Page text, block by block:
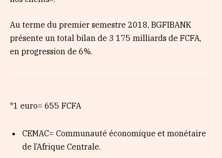
Au terme du premier semestre 2018, BGFIBANK
présente un total bilan de 3 175 milliards de FCFA,
en progression de 6%.
*1 euro= 655 FCFA
CEMAC= Communauté économique et monétaire
de l’Afrique Centrale.